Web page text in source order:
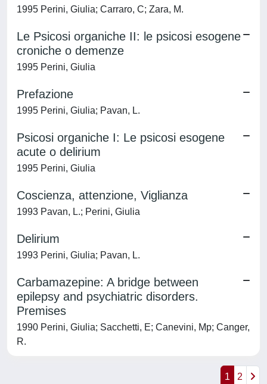
1995 Perini, Giulia; Carraro, C; Zara, M.
Le Psicosi organiche II: le psicosi esogene
croniche o demenze
1995 Perini, Giulia
Prefazione
1995 Perini, Giulia; Pavan, L.
Psicosi organiche I: Le psicosi esogene
acute o delirium
1995 Perini, Giulia
Coscienza, attenzione, Viglianza
1993 Pavan, L.; Perini, Giulia
Delirium
1993 Perini, Giulia; Pavan, L.
Carbamazepine: A bridge between
epilepsy and psychiatric disorders.
Premises
1990 Perini, Giulia; Sacchetti, E; Canevini, Mp; Canger,
R.
1 2